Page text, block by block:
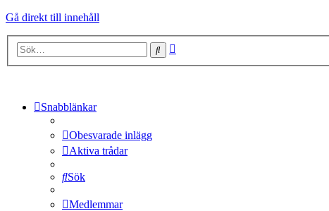
Gå direkt till innehåll
Sök
Snabblänkar
Obesvarade inlägg
Aktiva trådar
Sök
Medlemmar